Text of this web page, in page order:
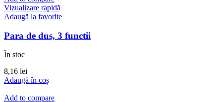
Vizualizare rapidă
Adaugă la favorite
Para de dus, 3 functii
În stoc
8,16 lei
Adaugă în coș
Add to compare